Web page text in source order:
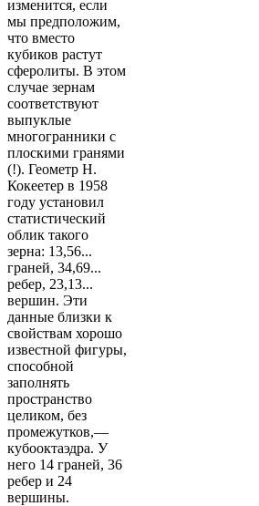
изменится, если
мы предположим,
что вместо
кубиков растут
сферолиты. В этом
случае зернам
соответствуют
выпуклые
многогранники с
плоскими гранями
(!). Геометр Н.
Кокеетер в 1958
году установил
статистический
облик такого
зерна: 13,56...
граней, 34,69...
ребер, 23,13...
вершин. Эти
данные близки к
свойствам хорошо
известной фигуры,
способной
заполнять
пространство
целиком, без
промежутков,—
кубооктаэдра. У
него 14 граней, 36
ребер и 24
вершины.